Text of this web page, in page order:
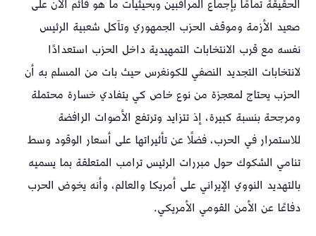
الحقيقة تمامًا بإجماع المراقبين وبحيثيات ما هو قائم الآن على
صعيد الأزمة وموقف الحزب الجمهوري وتآكل شعبية الرئيس
نفسه مع قرب الانتخابات التمهيدية داخل الحزب استعدادًا
لانتخابات التجديد النصفي للكونغرس حيث بات من المسلم به أن
الحزب يحتاج لمعجزة من نوع خاص كي يتفادي خسارة محتملة
ومرجحة بنسبة كبيرة، إذ تتزايد وترتفع الأصوات الرافضة
للاستمرار في الحرب، فضلًا عن تأثيراتها على أسعار الوقود وسط
تنامي الشكوك حول مبررات الرئيس ترامب المتعلقة بما يسميه
بالتهديد النووي الإيراني على أمريكا والعالم، وأنه يخوض الحرب
دفاعًا عن الأمن القومي الأمريكي.